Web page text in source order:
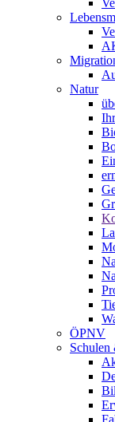
Natur
ÖPNV
Schulen